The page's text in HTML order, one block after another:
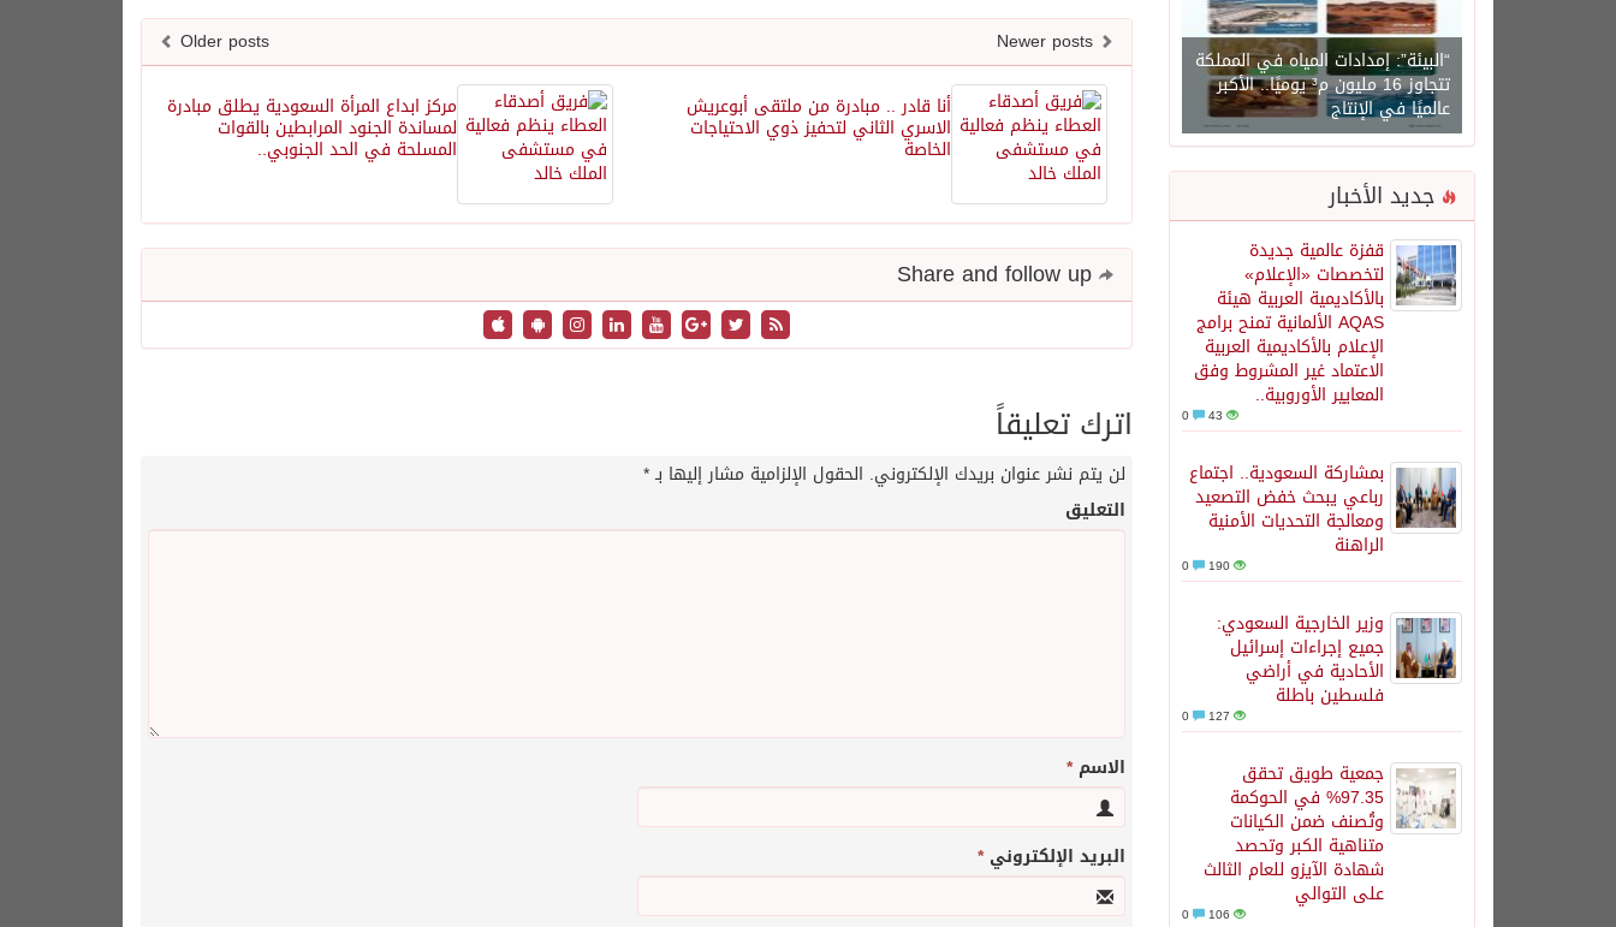
“البيئة”: إمدادات المياه في المملكة
تتجاوز 16 مليون م³ يوميًا.. الأكبر
عالميًا في الإنتاج
جديد الأخبار
قفزة عالمية جديدة
لتخصصات «الإعلام»
بالأكاديمية العربية هيئة
AQAS الألمانية تمنح برامج
الإعلام بالأكاديمية العربية
الاعتماد غير المشروط وفق
المعايير الأوروبية..
43
بمشاركة السعودية.. اجتماع
رباعي يبحث خفض التصعيد
ومعالجة التحديات الأمنية
الراهنة
190
وزير الخارجية السعودي:
جميع إجراءات إسرائيل
الأحادية في أراضي
فلسطين باطلة
127
جمعية طويق تحقق
97.35% في الحوكمة
وتُصنف ضمن الكيانات
متناهية الكبر وتحصد
شهادة الآيزو للعام الثالث
على التوالي
106
Older posts
مركز ابداع المرأة السعودية يطلق مبادرة
لمساندة الجنود المرابطين بالقوات
المسلحة في الحد الجنوبي..
أنا قادر .. مبادرة من ملتقى أبوعريش
الاسري الثاني لتحفيز ذوي الاحتياجات
الخاصة
اترك تعليقاً
لن يتم نشر عنوان بريدك الإلكتروني. الحقول الإلزامية مشار إليها بـ*
التعليق
الاسم*
البريد الإلكتروني*